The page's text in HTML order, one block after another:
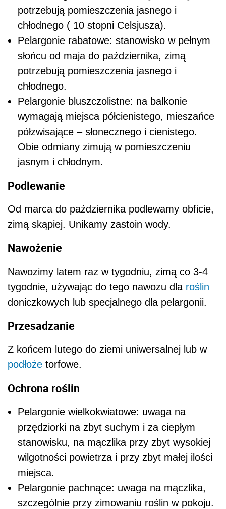
potrzebują pomieszczenia jasnego i
chłodnego ( 10 stopni Celsjusza).
Pelargonie rabatowe: stanowisko w pełnym
słońcu od maja do października, zimą
potrzebują pomieszczenia jasnego i
chłodnego.
Pelargonie bluszczolistne: na balkonie
wymagają miejsca półcienistego, mieszańce
półzwisające – słonecznego i cienistego.
Obie odmiany zimują w pomieszczeniu
jasnym i chłodnym.
Podlewanie
Od marca do października podlewamy obficie,
zimą skąpiej. Unikamy zastoin wody.
Nawożenie
Nawozimy latem raz w tygodniu, zimą co 3-4
tygodnie, używając do tego nawozu dla roślin
doniczkowych lub specjalnego dla pelargonii.
Przesadzanie
Z końcem lutego do ziemi uniwersalnej lub w
podłoże torfowe.
Ochrona roślin
Pelargonie wielkokwiatowe: uwaga na
przędziorki na zbyt suchym i za ciepłym
stanowisku, na mączlika przy zbyt wysokiej
wilgotności powietrza i przy zbyt małej ilości
miejsca.
Pelargonie pachnące: uwaga na mączlika,
szczególnie przy zimowaniu roślin w pokoju.